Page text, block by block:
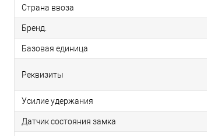
Страна ввоза
Бренд.
Базовая единица
Реквизиты
Усилие удержания
Датчик состояния замка